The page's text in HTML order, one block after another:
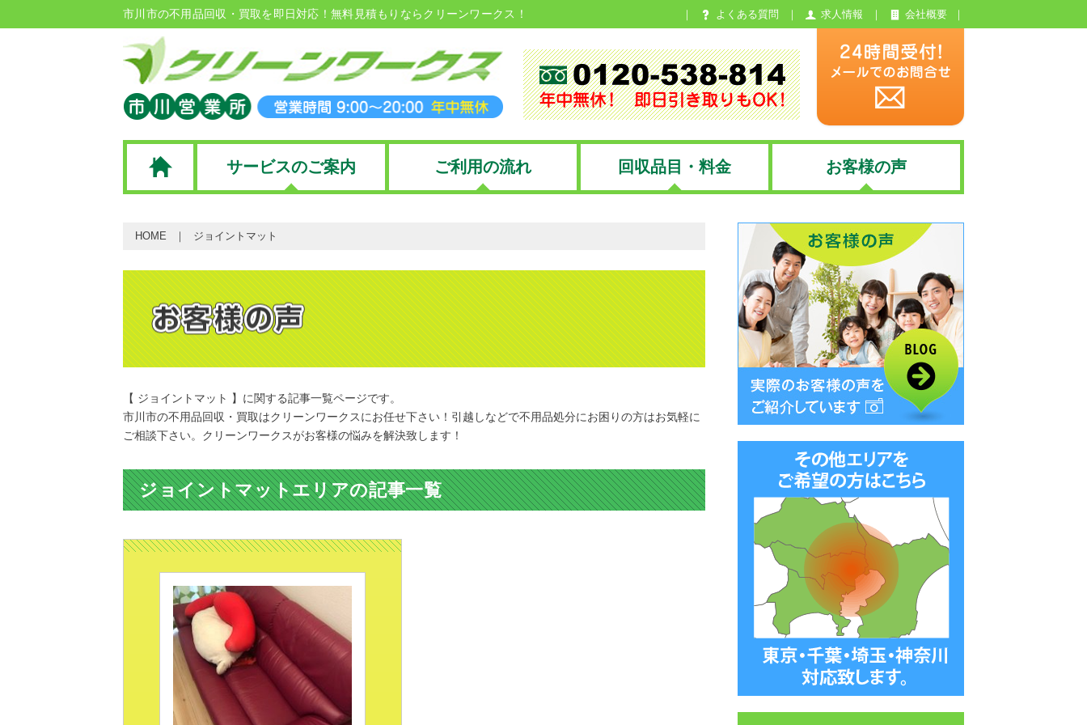
市川市の不用品回収・買取を即日対応！無料見積もりならクリーンワークス！ よくある質問 求人情報 会社概要
サービスのご案内 ご利用の流れ 回収品目・料金 お客様の声
HOME ジョイントマット
【 ジョイントマット 】に関する記事一覧ページです。
市川市の不用品回収・買取はクリーンワークスにお任せ下さい！引越しなどで不用品処分にお困りの方はお気軽に
ご相談下さい。クリーンワークスがお客様の悩みを解決致します！
ジョイントマットエリアの記事一覧